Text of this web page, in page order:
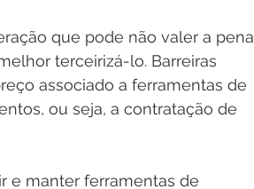
que pode não valer a pena
terceirizá-lo. Barreiras
associado a ferramentas de
ou seja, a contratação de
e manter ferramentas de